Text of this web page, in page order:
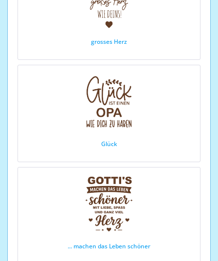
grosses Herz
Glück
... machen das Leben schöner